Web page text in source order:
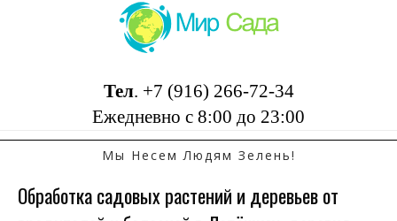
Тел. +7 (916) 266-72-34
Ежедневно с 8:00 до 23:00
Мы Несем Людям Зелень!
Обработка садовых растений и деревьев от